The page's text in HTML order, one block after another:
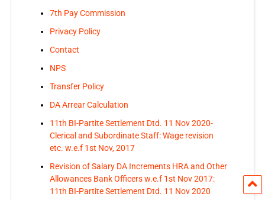
7th Pay Commission
Privacy Policy
Contact
NPS
Transfer Policy
DA Arrear Calculation
11th BI-Partite Settlement Dtd. 11 Nov 2020-
Clerical and Subordinate Staff: Wage revision
etc. w.e.f 1st Nov, 2017
Revision of Salary DA Increments HRA and Other
Allowances Bank Officers w.e.f 1st Nov 2017:
11th BI-Partite Settlement Dtd. 11 Nov 2020